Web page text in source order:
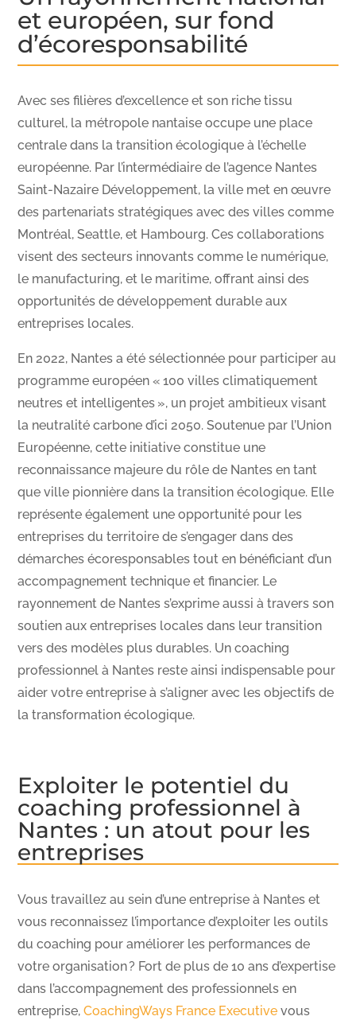
et européen, sur fond
d’écoresponsabilité
Avec ses filières d’excellence et son riche tissu
culturel, la métropole nantaise occupe une place
centrale dans la transition écologique à l’échelle
européenne. Par l’intermédiaire de l’agence Nantes
Saint-Nazaire Développement, la ville met en œuvre
des partenariats stratégiques avec des villes comme
Montréal, Seattle, et Hambourg. Ces collaborations
visent des secteurs innovants comme le numérique,
le manufacturing, et le maritime, offrant ainsi des
opportunités de développement durable aux
entreprises locales.
En 2022, Nantes a été sélectionnée pour participer au
programme européen « 100 villes climatiquement
neutres et intelligentes », un projet ambitieux visant
la neutralité carbone d’ici 2050. Soutenue par l’Union
Européenne, cette initiative constitue une
reconnaissance majeure du rôle de Nantes en tant
que ville pionnière dans la transition écologique. Elle
représente également une opportunité pour les
entreprises du territoire de s’engager dans des
démarches écoresponsables tout en bénéficiant d’un
accompagnement technique et financier. Le
rayonnement de Nantes s’exprime aussi à travers son
soutien aux entreprises locales dans leur transition
vers des modèles plus durables. Un coaching
professionnel à Nantes reste ainsi indispensable pour
aider votre entreprise à s’aligner avec les objectifs de
la transformation écologique.
Exploiter le potentiel du
coaching professionnel à
Nantes : un atout pour les
entreprises
Vous travaillez au sein d’une entreprise à Nantes et
vous reconnaissez l’importance d’exploiter les outils
du coaching pour améliorer les performances de
votre organisation ? Fort de plus de 10 ans d’expertise
dans l’accompagnement des professionnels en
entreprise,CoachingWays France Executivevous